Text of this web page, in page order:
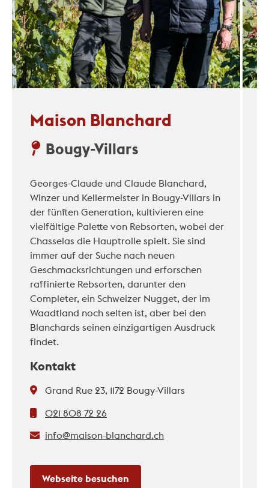
Maison Blanchard
Bougy-Villars
Georges-Claude und Claude Blanchard,
Winzer und Kellermeister in Bougy-Villars in
der fünften Generation, kultivieren eine
vielfältige Palette von Rebsorten, wobei der
Chasselas die Hauptrolle spielt. Sie sind
immer auf der Suche nach neuen
Geschmacksrichtungen und erforschen
raffinierte Rebsorten, darunter den
Completer, ein Schweizer Nugget, der im
Waadtland noch selten ist, aber bei den
Blanchards seinen einzigartigen Ausdruck
findet.
Kontakt
Grand Rue 23, 1172 Bougy-Villars
021 808 72 26
info@maison-blanchard.ch
Webseite besuchen